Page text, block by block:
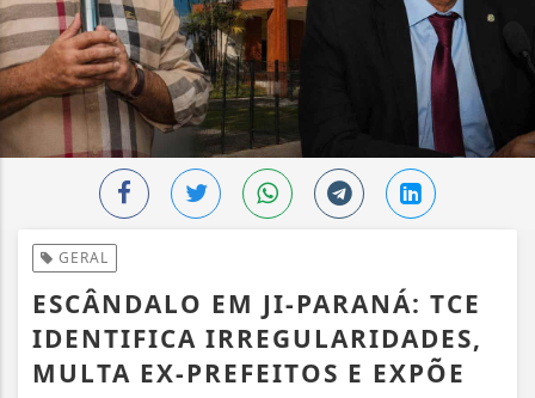
GERAL
ESCÂNDALO EM JI-PARANÁ: TCE
IDENTIFICA IRREGULARIDADES,
MULTA EX-PREFEITOS E EXPÕE